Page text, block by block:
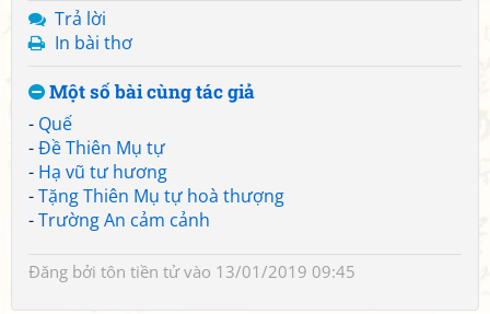
Trả lời
In bài thơ
Một số bài cùng tác giả
- Quế
-Đề Thiên Mụ tự
- Hạ vũ tư hương
-Tặng Thiên Mụ tự hoà thượng
-Trường An cảm cảnh
Đăng bởi tôn tiền tửvào 13/01/2019 09:45